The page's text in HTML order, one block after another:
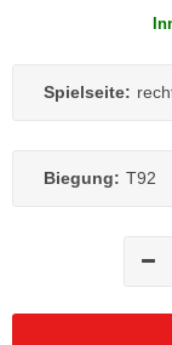
Spielseite:
Biegung: T92